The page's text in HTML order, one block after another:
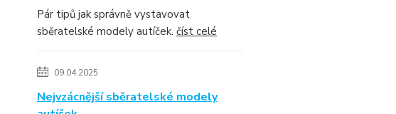
Pár tipů jak správně vystavovat
sběratelské modely autíček. číst celé
09.04.2025
Nejvzácnější sběratelské modely